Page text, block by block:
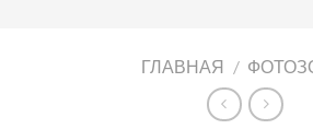
ГЛАВНАЯ /